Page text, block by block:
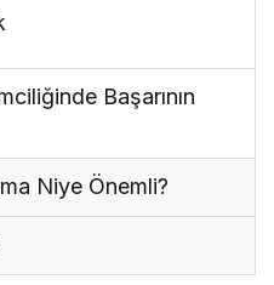
Başarının
Niye Önemli?